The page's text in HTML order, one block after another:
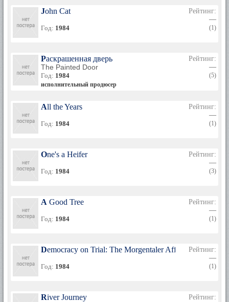
John Cat
Год: 1984
Рейтинг:
—
(1)
Раскрашенная дверь
The Painted Door
Год: 1984
исполнительный продюсер
Рейтинг:
—
(5)
All the Years
Год: 1984
Рейтинг:
—
(1)
One's a Heifer
Год: 1984
Рейтинг:
—
(3)
A Good Tree
Год: 1984
Рейтинг:
—
(1)
Democracy on Trial: The Morgentaler Affair
Год: 1984
Рейтинг:
—
(1)
River Journey
Рейтинг: